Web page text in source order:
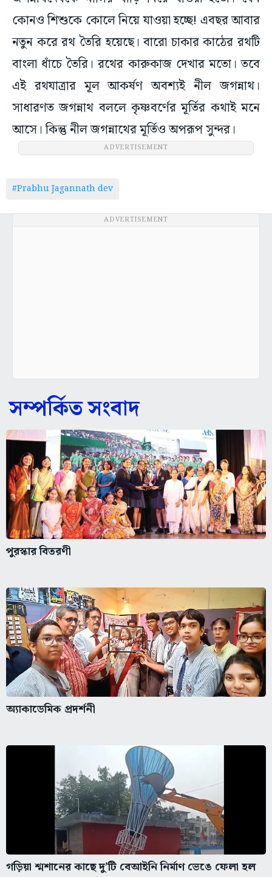
কোনও শিশুকে কোলে নিয়ে যাওয়া হচ্ছে! এবছর আবার
নতুন করে রথ তৈরি হয়েছে। বারো চাকার কাঠের রথটি
বাংলা ধাঁচে তৈরি। রথের কারুকাজ দেখার মতো। তবে
এই রথযাত্রার মূল আকর্ষণ অবশ্যই নীল জগন্নাথ।
সাধারণত জগন্নাথ বললে কৃষ্ণবর্ণের মূর্তির কথাই মনে
আসে। কিন্তু নীল জগন্নাথের মূর্তিও অপরূপ সুন্দর।
ADVERTISEMENT
#Prabhu Jagannath dev
ADVERTISEMENT
সম্পর্কিত সংবাদ
পুরস্কার বিতরণী
অ্যাকাডেমিক প্রদর্শনী
গড়িয়া শ্মশানের কাছে দু’টি বেআইনি নির্মাণ ভেঙে ফেলা হল